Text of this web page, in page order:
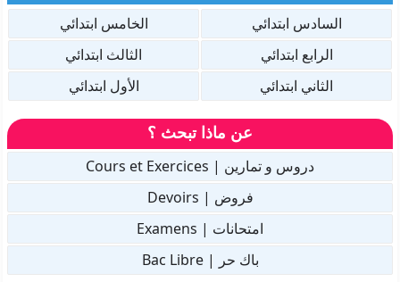
السادس ابتدائي
الخامس ابتدائي
الرابع ابتدائي
الثالث ابتدائي
الثاني ابتدائي
الأول ابتدائي
عن ماذا تبحث ؟
دروس و تمارين | Cours et Exercices
فروض | Devoirs
امتحانات | Examens
باك حر | Bac Libre